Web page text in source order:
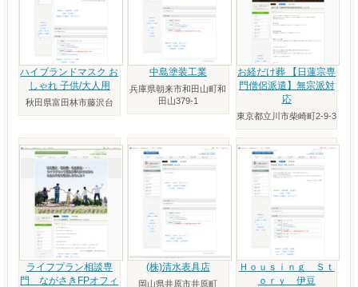
ハイブランドマスク お
しゃれ 子供/大人用
秋田県富田林市藤沢台
中島塗装工業
兵庫県朝来市和田山町和
田山379-1
お経だけ葬 【日蓮宗専
門僧侶派遣】無宗派対
応
東京都立川市柴崎町2-9-3
ライフプラン相談専
門 ながさきFPオフィ
(株)清水表具店
岡山県井原市井原町
Ｈｏｕｓｉｎｇ Ｓｔ
ｏｒｙ 伊豆